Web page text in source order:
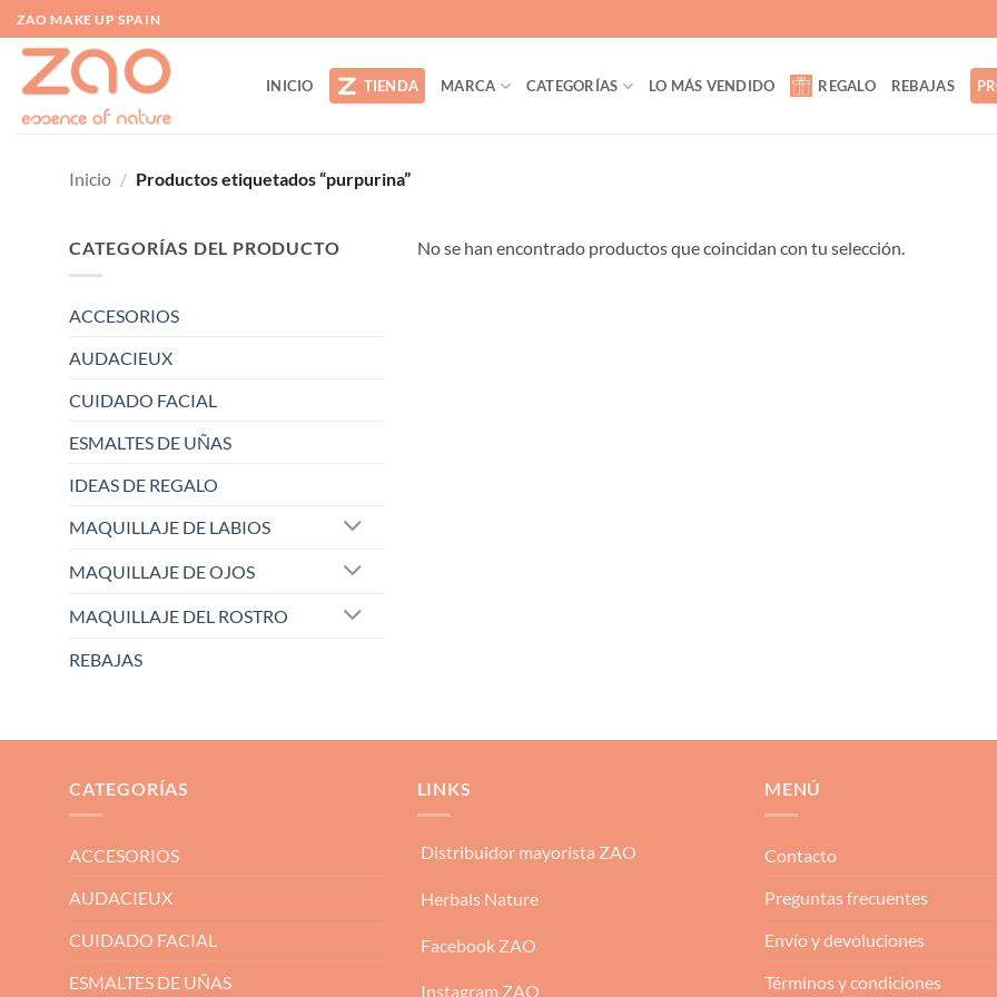
Saltar
al
contenido
ZAO MAKE UP SPAIN
INICIO TIENDA MARCA CATEGORÍAS LO MÁS VENDIDO REGALO REBAJAS
Inicio / Productos etiquetados “purpurina”
CATEGORÍAS DEL PRODUCTO
ACCESORIOS
AUDACIEUX
CUIDADO FACIAL
ESMALTES DE UÑAS
IDEAS DE REGALO
MAQUILLAJE DE LABIOS
MAQUILLAJE DE OJOS
MAQUILLAJE DEL ROSTRO
REBAJAS
No se han encontrado productos que coincidan con tu selección.
CATEGORÍAS
ACCESORIOS
AUDACIEUX
CUIDADO FACIAL
ESMALTES DE UÑAS
LINKS
Distribuidor mayorista ZAO
Herbals Nature
Facebook ZAO
Instagram ZAO
MENÚ
Contacto
Preguntas frecuentes
Envío y devoluciones
Términos y condiciones